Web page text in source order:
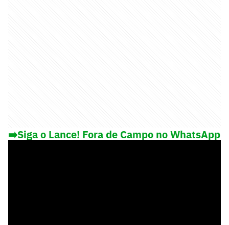
➡️Siga o Lance! Fora de Campo no WhatsApp